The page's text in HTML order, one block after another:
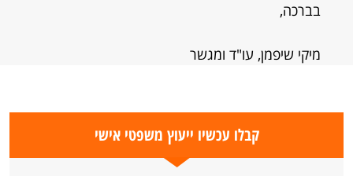
בברכה,
מיקי שיפמן, עו"ד ומגשר
קבלו עכשיו ייעוץ משפטי אישי